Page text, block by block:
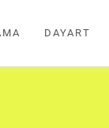
DAYART